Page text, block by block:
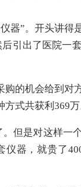
”。开头讲得
引出了医院一
的机会给到对
式共获利369万
但是对这样一
器，就贵了